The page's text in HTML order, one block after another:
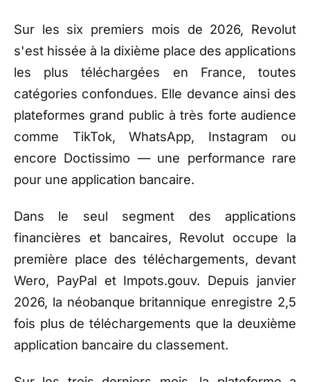
Sur les six premiers mois de 2026, Revolut
s'est hissée à la dixième place des applications
les plus téléchargées en France, toutes
catégories confondues. Elle devance ainsi des
plateformes grand public à très forte audience
comme TikTok, WhatsApp, Instagram ou
encore Doctissimo — une performance rare
pour une application bancaire.
Dans le seul segment des applications
financières et bancaires, Revolut occupe la
première place des téléchargements, devant
Wero, PayPal et Impots.gouv. Depuis janvier
2026, la néobanque britannique enregistre 2,5
fois plus de téléchargements que la deuxième
application bancaire du classement.